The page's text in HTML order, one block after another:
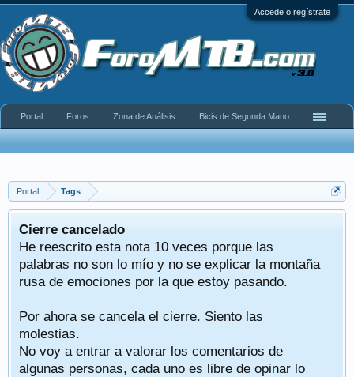
Accede o regístrate
Portal Tags
Cierre cancelado
He reescrito esta nota 10 veces porque las
palabras no son lo mío y no se explicar la montaña
rusa de emociones por la que estoy pasando.
Por ahora se cancela el cierre. Siento las
molestias.
No voy a entrar a valorar los comentarios de
algunas personas, cada uno es libre de opinar lo
Portal Foros Zona de Análisis Bicis de Segunda Mano